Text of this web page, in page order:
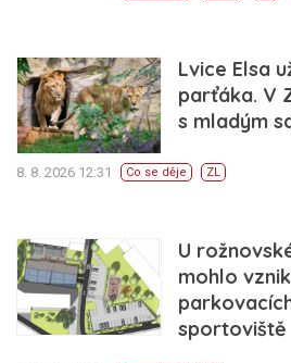
Lvice Elsa
parťáka. V
s mladým
8. 8. 2026 12:31 Co se děje ZL
U
mohlo
sportoviště